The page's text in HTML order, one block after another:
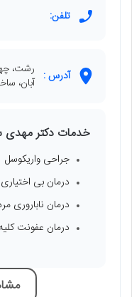
تلفن:
آدرس : رشت،
آبان،
خدمات دکتر
جراحی واریکوسل
درمان بی
درمان ناباروری
درمان عفونت کلیه